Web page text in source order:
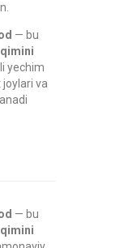
— bu
yechim
joylari va
— bu